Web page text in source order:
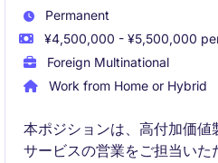
Permanent
¥4,500,000 - ¥5,500,000
Foreign Multinational
Work from Home or Hybrid
本ポジションは、高付加価
サービスの営業をご担当いた